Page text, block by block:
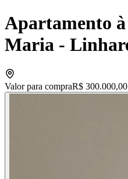
Apartamento
Maria -
Valor para compraR$ 300.000,00